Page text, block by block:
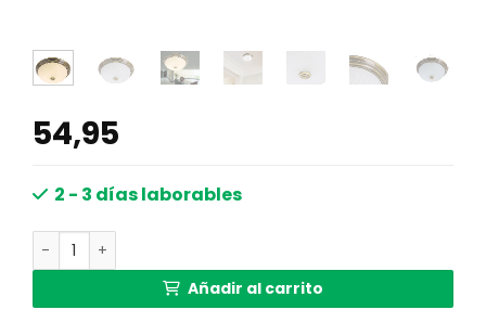
54,95
2 - 3 días laborables
Plafón clásico Steinhauer Ceiling and Wall cantidad
Añadir al carrito